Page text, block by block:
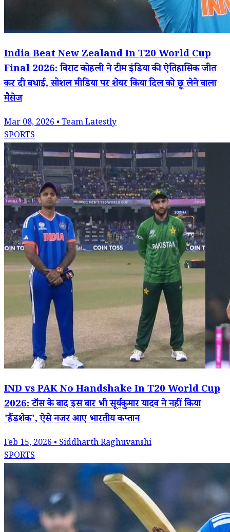
India Beat New Zealand In T20 World Cup
Final 2026: विराट कोहली ने टीम इंडिया की ऐतिहासिक जीत
कर दी बधाई, सोशल मीडिया पर शेयर किया दिल को छू लेने वाला
मैसेज
Mar 08, 2026 • Team Latestly
SPORTS
IND vs PAK No Handshake In T20 World Cup
2026: टॉस के बाद इस बार भी सूर्यकुमार यादव ने नहीं किया
'हैंडशेक', ऐसे नजर आए भारतीय कप्तान
Feb 15, 2026 • Siddharth Raghuvanshi
SPORTS